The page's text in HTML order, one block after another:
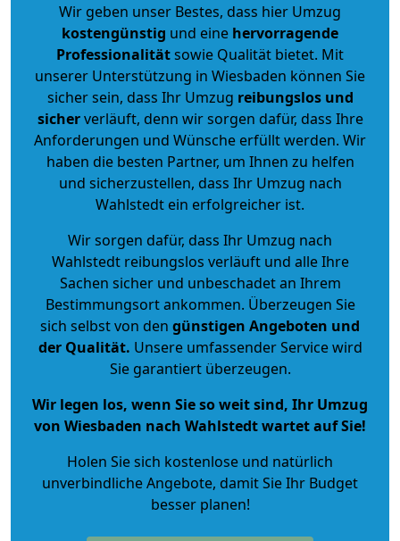
Wir geben unser Bestes, dass hier Umzug
kostengünstig und eine hervorragende
Professionalitätsowie Qualität bietet. Mit
unserer Unterstützung in Wiesbaden können Sie
sicher sein, dass Ihr Umzug reibungslos und
sicherverläuft, denn wir sorgen dafür, dass Ihre
Anforderungen und Wünsche erfüllt werden. Wir
haben die besten Partner, um Ihnen zu helfen
und sicherzustellen, dass Ihr Umzug nach
Wahlstedt ein erfolgreicher ist.
Wir sorgen dafür, dass Ihr Umzug nach
Wahlstedt reibungslos verläuft und alle Ihre
Sachen sicher und unbeschadet an Ihrem
Bestimmungsort ankommen. Überzeugen Sie
sich selbst von den günstigen Angeboten und
der Qualität. Unsere umfassender Service wird
Sie garantiert überzeugen.
Wir legen los, wenn Sie so weit sind, Ihr Umzug
von Wiesbaden nach Wahlstedt wartet auf Sie!
Holen Sie sich kostenlose und natürlich
unverbindliche Angebote, damit Sie Ihr Budget
besser planen!